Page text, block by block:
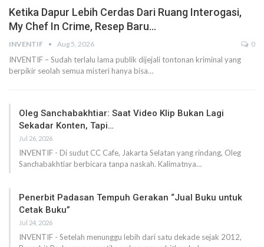
Ketika Dapur Lebih Cerdas Dari Ruang Interogasi,
My Chef In Crime, Resep Baru…
INVENTIF Aug 5, 2026 0
INVENTIF – Sudah terlalu lama publik dijejali tontonan kriminal yang
berpikir seolah semua misteri hanya bisa…
Oleg Sanchabakhtiar: Saat Video Klip Bukan Lagi
Sekadar Konten, Tapi…
Jul 26, 2026
INVENTIF - Di sudut CC Cafe, Jakarta Selatan yang rindang, Oleg
Sanchabakhtiar berbicara tanpa naskah. Kalimatnya…
Penerbit Padasan Tempuh Gerakan “Jual Buku untuk
Cetak Buku”
Jul 24, 2026
INVENTIF - Setelah menunggu lebih dari satu dekade sejak 2012,